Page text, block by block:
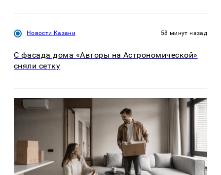
Новости Казани 58 минут назад
С фасада дома «Авторы на Астрономической»
сняли сетку